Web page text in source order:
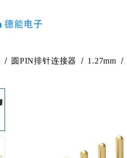
圆PIN排针连接器 1.27mm